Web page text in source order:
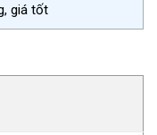
giá tốt